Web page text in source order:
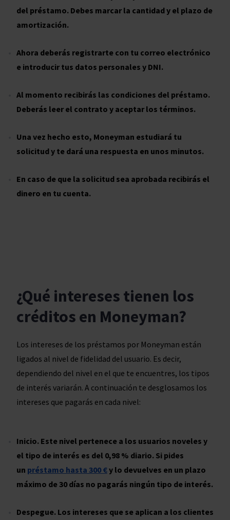
del préstamo. Debes marcar la cantidad y el plazo de
amortización.
Ahora deberás registrarte con tu correo electrónico
e introducir tus datos personales y DNI.
Al momento recibirás las condiciones del préstamo.
Deberás leer el contrato y aceptar los términos.
Una vez hecho esto, Moneyman estudiará tu
solicitud y te dará una respuesta en unos minutos.
En caso de que la solicitud sea aprobada recibirás el
dinero en tu cuenta.
Los intereses de los préstamos por Moneyman están
ligados al nivel de fidelidad del usuario. Es decir,
dependiendo del nivel en el que te encuentres, los tipos
de interés variarán. A continuación te desglosamos los
intereses que pagarás en cada nivel:
Inicio. Este nivel pertenece a los usuarios noveles y
el tipo de interés es del 0,98 % diario. Si pides
un préstamo hasta 300 €y lo devuelves en un plazo
máximo de 30 días no pagarás ningún tipo de interés.
Despegue. Los intereses que se aplican a los clientes
¿Qué intereses tienen los
créditos en Moneyman?